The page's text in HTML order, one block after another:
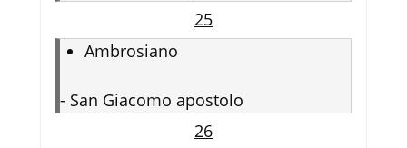
25
Ambrosiano
- San Giacomo apostolo
26